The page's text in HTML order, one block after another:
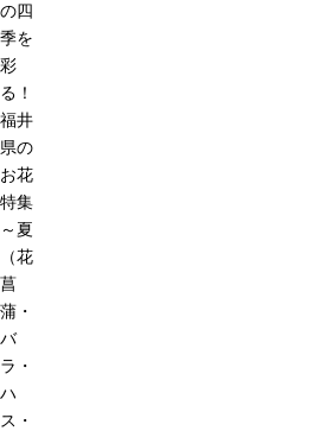
の四
季を
彩
る！
福井
県の
お花
特集
～夏
（花
菖
蒲・
バ
ラ・
ハ
ス・